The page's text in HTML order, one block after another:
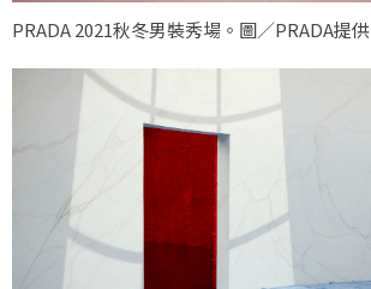
PRADA 2021秋冬男裝秀場。圖／PRADA提供